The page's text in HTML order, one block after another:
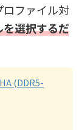
ロファイル対
選択するだ
(DDR5-